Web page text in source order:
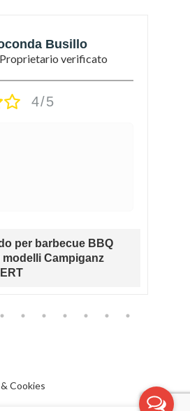
Busillo
Proprietario verificato
4/5
per barbecue BBQ
modelli Campiganz
Cookies